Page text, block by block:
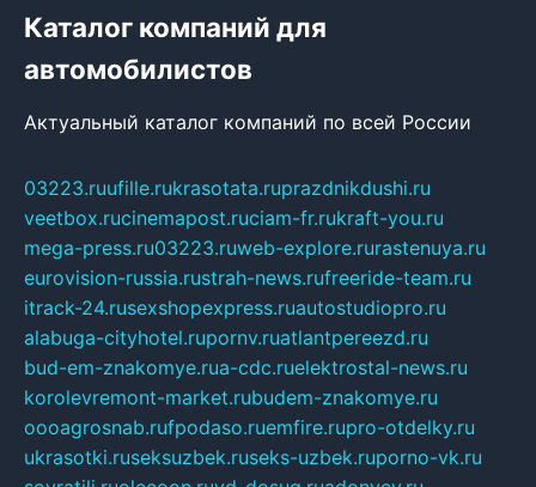
Каталог компаний для
автомобилистов
Актуальный каталог компаний по всей России
03223.ruufille.rukrasotata.ruprazdnikdushi.ru
veetbox.rucinemapost.ruciam-fr.rukraft-you.ru
mega-press.ru03223.ruweb-explore.rurastenuya.ru
eurovision-russia.rustrah-news.rufreeride-team.ru
itrack-24.rusexshopexpress.ruautostudiopro.ru
alabuga-cityhotel.rupornv.ruatlantpereezd.ru
bud-em-znakomye.rua-cdc.ruelektrostal-news.ru
korolevremont-market.rubudem-znakomye.ru
oooagrosnab.rufpodaso.ruemfire.rupro-otdelky.ru
ukrasotki.ruseksuzbek.ruseks-uzbek.ruporno-vk.ru